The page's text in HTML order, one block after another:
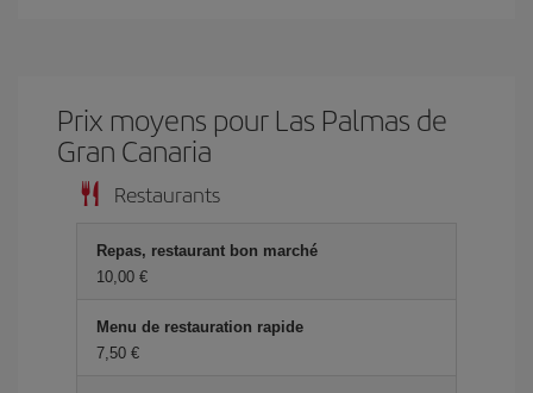
Prix ​​moyens pour Las Palmas de
Gran Canaria
Restaurants
Repas, restaurant bon marché
10,00 €
Menu de restauration rapide
7,50 €